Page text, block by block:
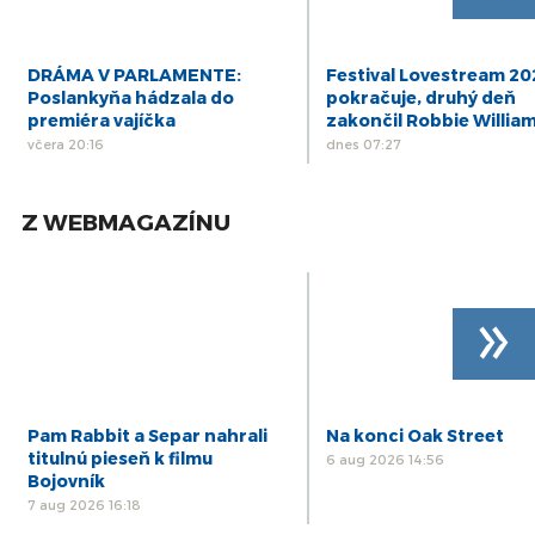
DRÁMA V PARLAMENTE:
Poslankyňa hádzala do
premiéra vajíčka
včera 20:16
Festival Lovestream
pokračuje, druhý deň
zakončil Robbie
dnes 07:27
Z WEBMAGAZÍNU
Pam Rabbit a Separ nahrali
titulnú pieseň k filmu
Bojovník
7 aug 2026 16:18
Na konci Oak Street
6 aug 2026 14:56
»